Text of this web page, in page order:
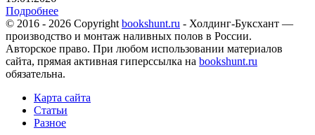
Подробнее
© 2016 - 2026 Copyright bookshunt.ru - Холдинг-Буксхант —
производство и монтаж наливных полов в России.
Авторское право. При любом использовании материалов
сайта, прямая активная гиперссылка на bookshunt.ru
обязательна.
Карта сайта
Статьи
Разное